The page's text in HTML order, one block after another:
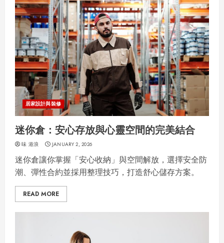
居家設計與裝修
迷你倉：安心存放與心靈空間的完美結合
味 港浪 JANUARY 2, 2026
迷你倉讓你掌握「安心收納」與空間解放，選擇安全防
潮、彈性合約並採用整理技巧，打造舒心儲存方案。
READ MORE